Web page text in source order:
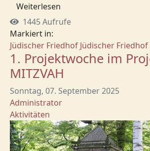
Weiterlesen
1445 Aufrufe
Markiert in:
Jüdischer Friedhof Jüdischer
1. Projektwoche im
MITZVAH
Sonntag, 07. September 2025
Administrator
Aktivitäten